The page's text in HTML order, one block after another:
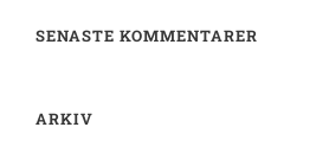
SENASTE KOMMENTARER
ARKIV